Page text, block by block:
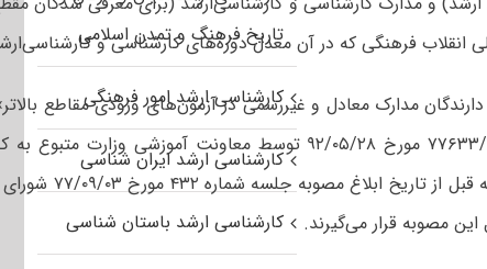
انقلاب‌ فرهنگی‌ که‌ در آن‌ معدل‌ دوره‌های‌ کارشناسی‌ و
گسترش آموزش عالی وزارت علوم، تحقیقات و فناوری که طی بخشنامه شماره ۷۷۶۳۳/۲ مورخ ۹۲/۰۵/
آموزش عالی ابلاغ گردیده،
مصوبه قرار می‌گیرند.
تاریخ فرهنگ و تمدن اسلامی
کارشناسی ارشد امور فرهنگی
کارشناسی ارشد ایران شناسی
کارشناسی ارشد باستان شناسی